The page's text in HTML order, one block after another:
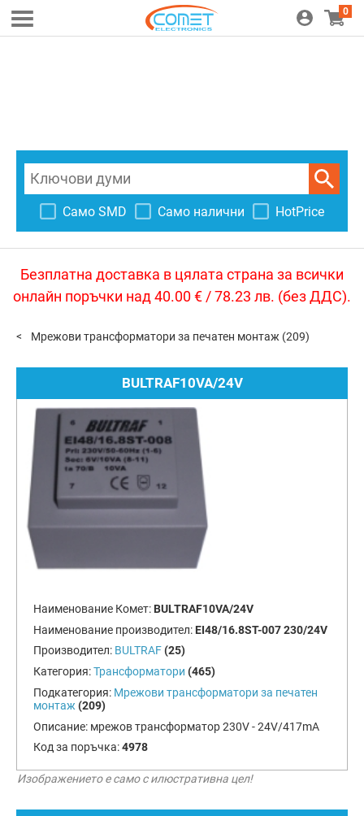
0
Само SMD Само налични HotPrice
Безплатна доставка в цялата страна за всички
онлайн поръчки над 40.00 € / 78.23 лв. (без ДДС).
Мрежови трансформатори за печатен монтаж (209)
BULTRAF10VA/24V
Наименование Комет: BULTRAF10VA/24V
Наименование производител: EI48/16.8ST-007 230/24V
Производител: BULTRAF (25)
Категория:Трансформатори (465)
Подкатегория: Мрежови трансформатори за печатен
монтаж (209)
Описание: мрежов трансформатор 230V - 24V/417mA
Код за поръчка:4978
Изображението е само с илюстративна цел!